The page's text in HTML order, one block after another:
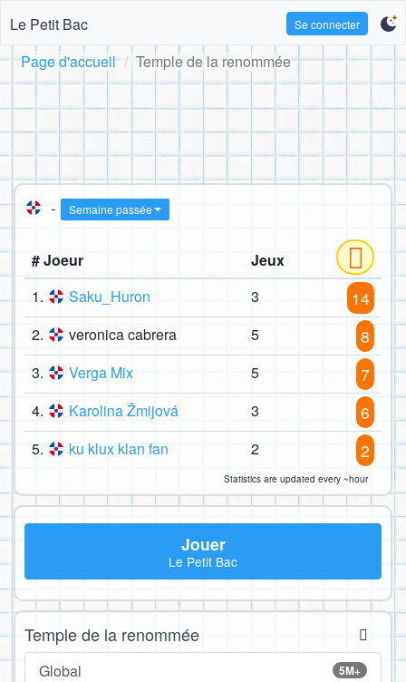
Le Petit Bac Se connecter
Page d'accueil Temple de la renommée
- Semaine passée
# Joeur
Jeux
1.
Saku_Huron 3 14
2. veronica cabrera 5 8
3. Verga Mix 5 7
4. Karolina Žmijová 3 6
5. ku klux klan fan 2 2
Statistics are updated every ~hour
Jouer
Le Petit Bac
Temple de la renommée
5M+
Global